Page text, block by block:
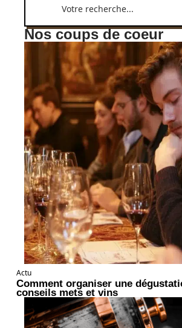
Nos coups de coeur
Actu
Comment organiser une
conseils mets et vins